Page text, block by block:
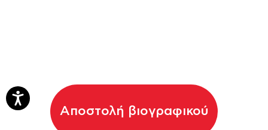
Αποστολή βιογραφικού